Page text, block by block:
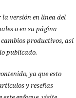
versión en línea del
o en su página
productivos, así
publicado.
ya que esto
y reseñas